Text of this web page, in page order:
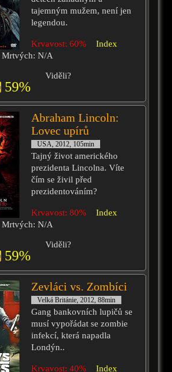
tajemným mužem, není jen
legendou.
Krvavost: 60%
Index
Mrtvých: N/A
59%
Viděli?
Abraham Lincoln:
Lovec upírů
USA, 2012, 105min
Tajný život amerického
prezidenta Lincolna. Víte
čím se živil před
prezidentováním?
Krvavost: 80%
Index
Mrtvých: N/A
59%
Viděli?
Zevláci vs. Zombíci
Velká Británie, 2012, 88min
Gang bankovních lupičů se
musí vypořádat se zombie
infekcí, která napadla
Londýn..
Krvavost: 40% Index